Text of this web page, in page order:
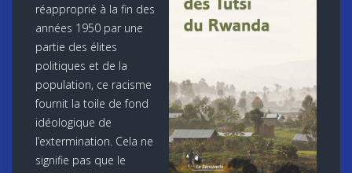
réapproprié à la fin des
années 1950 par une
partie des élites
politiques et de la
population, ce racisme
fournit la toile de fond
idéologique de
l’extermination. Cela ne
signifie pas que le